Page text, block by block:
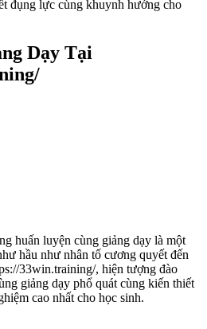
đụng lực cùng khuynh hướng cho
Dạy Tại
huấn luyện cùng giảng dạy là một
hầu như nhân tố cương quyết đến
33win.training/, hiện tượng đào
giảng dạy phổ quát cùng kiến thiết
cao nhất cho học sinh.